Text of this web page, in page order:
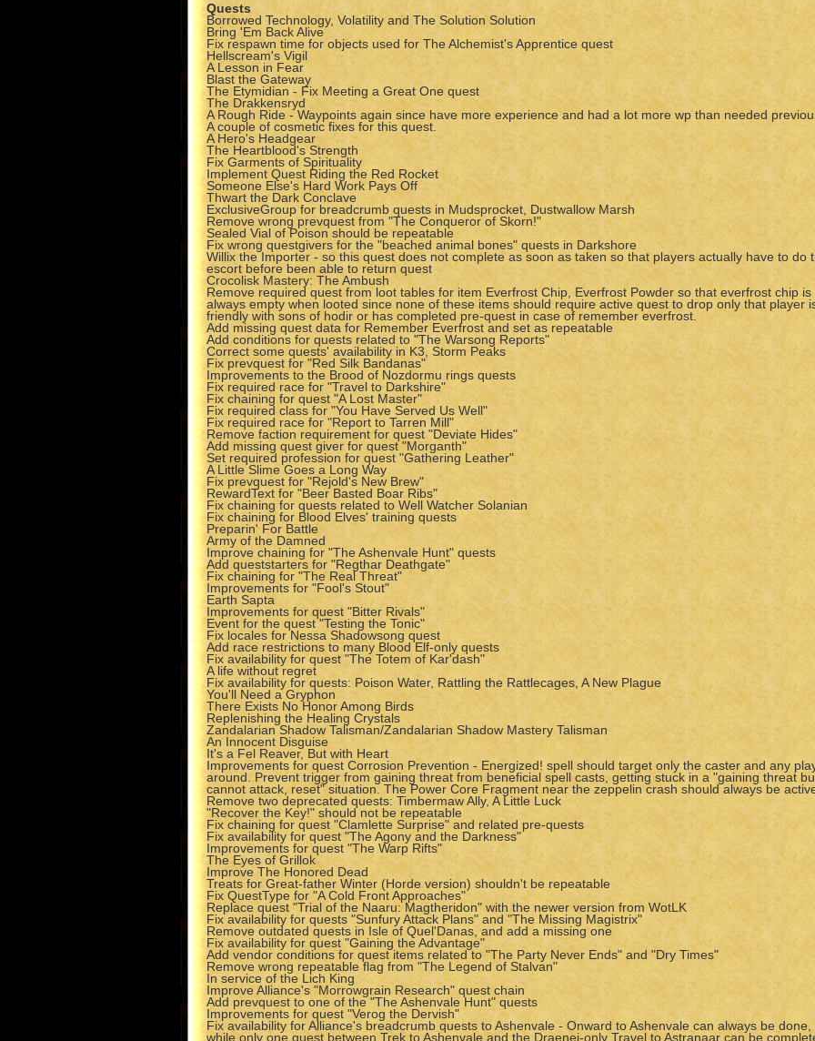
Quests
Borrowed Technology, Volatility and The Solution Solution
Bring 'Em Back Alive
Fix respawn time for objects used for The Alchemist's Apprentice quest
Hellscream's Vigil
A Lesson in Fear
Blast the Gateway
The Etymidian - Fix Meeting a Great One quest
The Drakkensryd
A Rough Ride - Waypoints again since have more experience and had a lot more wp than needed
A couple of cosmetic fixes for this quest.
A Hero's Headgear
The Heartblood's Strength
Fix Garments of Spirituality
Implement Quest Riding the Red Rocket
Someone Else's Hard Work Pays Off
Thwart the Dark Conclave
ExclusiveGroup for breadcrumb quests in Mudsprocket, Dustwallow Marsh
Remove wrong prevquest from "The Conqueror of Skorn!"
Sealed Vial of Poison should be repeatable
Fix wrong questgivers for the "beached animal bones" quests in Darkshore
Willix the Importer - so this quest does not complete as soon as taken so that players actually have to do
escort before been able to return quest
Crocolisk Mastery: The Ambush
Remove required quest from loot tables for item Everfrost Chip, Everfrost Powder so that everfrost chip is
always empty when looted since none of these items should require active quest to drop only that player
friendly with sons of hodir or has completed pre-quest in case of remember everfrost.
Add missing quest data for Remember Everfrost and set as repeatable
Add conditions for quests related to "The Warsong Reports"
Correct some quests' availability in K3, Storm Peaks
Fix prevquest for "Red Silk Bandanas"
Improvements to the Brood of Nozdormu rings quests
Fix required race for "Travel to Darkshire"
Fix chaining for quest "A Lost Master"
Fix required class for "You Have Served Us Well"
Fix required race for "Report to Tarren Mill"
Remove faction requirement for quest "Deviate Hides"
Add missing quest giver for quest "Morganth"
Set required profession for quest "Gathering Leather"
A Little Slime Goes a Long Way
Fix prevquest for "Rejold's New Brew"
RewardText for "Beer Basted Boar Ribs"
Fix chaining for quests related to Well Watcher Solanian
Fix chaining for Blood Elves' training quests
Preparin' For Battle
Army of the Damned
Improve chaining for "The Ashenvale Hunt" quests
Add queststarters for "Regthar Deathgate"
Fix chaining for "The Real Threat"
Improvements for "Fool's Stout"
Earth Sapta
Improvements for quest "Bitter Rivals"
Event for the quest "Testing the Tonic"
Fix locales for Nessa Shadowsong quest
Add race restrictions to many Blood Elf-only quests
Fix availability for quest "The Totem of Kar'dash"
A life without regret
Fix availability for quests: Poison Water, Rattling the Rattlecages, A New Plague
You'll Need a Gryphon
There Exists No Honor Among Birds
Replenishing the Healing Crystals
Zandalarian Shadow Talisman/Zandalarian Shadow Mastery Talisman
An Innocent Disguise
It's a Fel Reaver, But with Heart
Improvements for quest Corrosion Prevention - Energized! spell should target only the caster and any
around. Prevent trigger from gaining threat from beneficial spell casts, getting stuck in a "gaining threat
cannot attack, reset" situation. The Power Core Fragment near the zeppelin crash should always be
Remove two deprecated quests: Timbermaw Ally, A Little Luck
"Recover the Key!" should not be repeatable
Fix chaining for quest "Clamlette Surprise" and related pre-quests
Fix availability for quest "The Agony and the Darkness"
Improvements for quest "The Warp Rifts"
The Eyes of Grillok
Improve The Honored Dead
Treats for Great-father Winter (Horde version) shouldn't be repeatable
Fix QuestType for "A Cold Front Approaches"
Replace quest "Trial of the Naaru: Magtheridon" with the newer version from WotLK
Fix availability for quests "Sunfury Attack Plans" and "The Missing Magistrix"
Remove outdated quests in Isle of Quel'Danas, and add a missing one
Fix availability for quest "Gaining the Advantage"
Add vendor conditions for quest items related to "The Party Never Ends" and "Dry Times"
Remove wrong repeatable flag from "The Legend of Stalvan"
In service of the Lich King
Improve Alliance's "Morrowgrain Research" quest chain
Add prevquest to one of the "The Ashenvale Hunt" quests
Improvements for quest "Verog the Dervish"
Fix availability for Alliance's breadcrumb quests to Ashenvale - Onward to Ashenvale can always be done,
while only one quest between Trek to Ashenvale and the Draenei-only Travel to Astranaar can be